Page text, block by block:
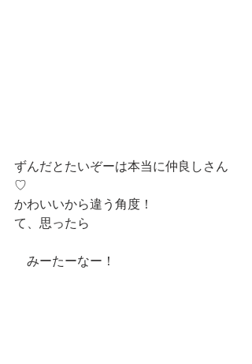
ずんだとたいぞーは本当に仲良しさん
♡
かわいいから違う角度！
て、思ったら
みーたーなー！